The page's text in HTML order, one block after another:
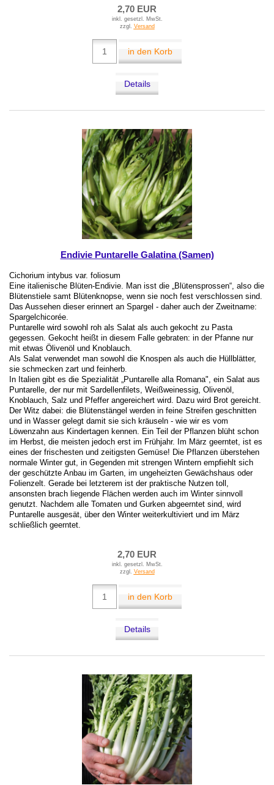
2,70 EUR
inkl. gesetzl. MwSt.
zzgl. Versand
in den Korb
Details
Endivie Puntarelle Galatina (Samen)
Cichorium intybus var. foliosum
Eine italienische Blüten-Endivie. Man isst die „Blütensprossen“, also die
Blütenstiele samt Blütenknopse, wenn sie noch fest verschlossen sind.
Das Aussehen dieser erinnert an Spargel - daher auch der Zweitname:
Spargelchicorée.
Puntarelle wird sowohl roh als Salat als auch gekocht zu Pasta
gegessen. Gekocht heißt in diesem Falle gebraten: in der Pfanne nur
mit etwas Ölivenöl und Knoblauch.
Als Salat verwendet man sowohl die Knospen als auch die Hüllblätter,
sie schmecken zart und feinherb.
In Italien gibt es die Spezialität „Puntarelle alla Romana", ein Salat aus
Puntarelle, der nur mit Sardellenfilets, Weißweinessig, Olivenöl,
Knoblauch, Salz und Pfeffer angereichert wird. Dazu wird Brot gereicht.
Der Witz dabei: die Blütenstängel werden in feine Streifen geschnitten
und in Wasser gelegt damit sie sich kräuseln - wie wir es vom
Löwenzahn aus Kindertagen kennen. Ein Teil der Pflanzen blüht schon
im Herbst, die meisten jedoch erst im Frühjahr. Im März geerntet, ist es
eines der frischesten und zeitigsten Gemüse! Die Pflanzen überstehen
normale Winter gut, in Gegenden mit strengen Wintern empfiehlt sich
der geschützte Anbau im Garten, im ungeheizten Gewächshaus oder
Folienzelt. Gerade bei letzterem ist der praktische Nutzen toll,
ansonsten brach liegende Flächen werden auch im Winter sinnvoll
genutzt. Nachdem alle Tomaten und Gurken abgeerntet sind, wird
Puntarelle ausgesät, über den Winter weiterkultiviert und im März
schließlich geerntet.
2,70 EUR
inkl. gesetzl. MwSt.
zzgl. Versand
in den Korb
Details